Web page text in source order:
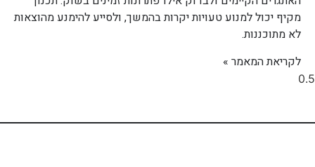
מקיף יכול למנוע טעויות יקרות בהמשך, ולסייע להימנע מהוצאות
לא מתוכננות.
לקריאת המאמר »